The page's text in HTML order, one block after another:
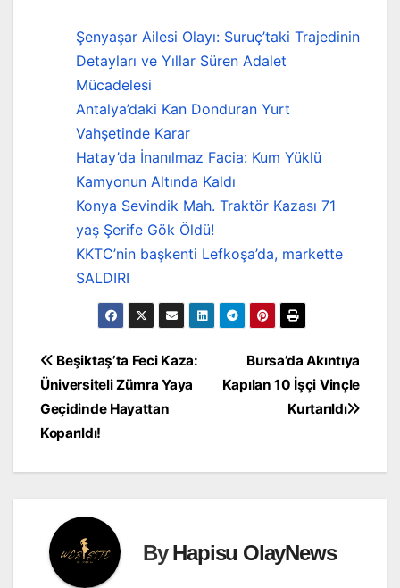
Şenyaşar Ailesi Olayı: Suruç’taki Trajedinin
Detayları ve Yıllar Süren Adalet
Mücadelesi
Antalya’daki Kan Donduran Yurt
Vahşetinde Karar
Hatay’da İnanılmaz Facia: Kum Yüklü
Kamyonun Altında Kaldı
Konya Sevindik Mah. Traktör Kazası 71
yaş Şerife Gök Öldü!
KKTC’nin başkenti Lefkoşa’da, markette
SALDIRI
Yazı
gezinmesi
Bursa’da Akıntıya
Kapılan 10 İşçi Vinçle
Kurtarıldı
Beşiktaş’ta Feci Kaza:
Üniversiteli Zümra Yaya
Geçidinde Hayattan
Koparıldı!
ByHapisu OlayNews